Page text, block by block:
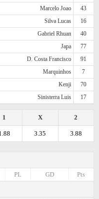
Marcelo Joao
43
Silva Lucas
16
Gabriel Rhuan
40
Japa
77
D. Costa Francisco
91
Marquinhos
7
Kenji
70
Sinisterra Luis 17
2
X
1
3.88
3.35
Pts
GD
PL